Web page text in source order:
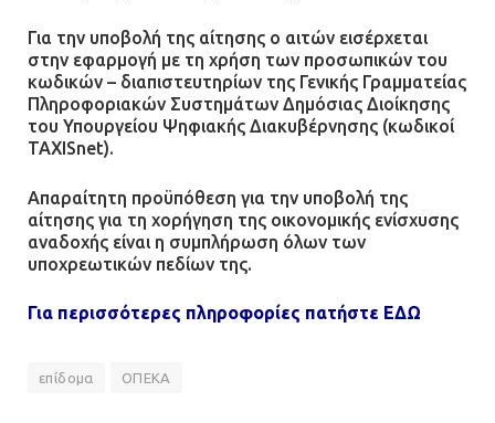
Για την υποβολή της αίτησης ο αιτών εισέρχεται
στην εφαρμογή με τη χρήση των προσωπικών του
κωδικών – διαπιστευτηρίων της Γενικής Γραμματείας
Πληροφοριακών Συστημάτων Δημόσιας Διοίκησης
του Υπουργείου Ψηφιακής Διακυβέρνησης (κωδικοί
TAXISnet).
Απαραίτητη προϋπόθεση για την υποβολή της
αίτησης για τη χορήγηση της οικονομικής ενίσχυσης
αναδοχής είναι η συμπλήρωση όλων των
υποχρεωτικών πεδίων της.
Για περισσότερες πληροφορίες πατήστε ΕΔΩ
επίδομα ΟΠΕΚΑ